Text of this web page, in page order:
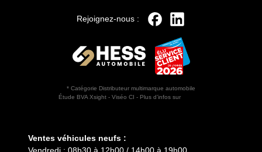
Rejoignez-nous :
* Catégorie Distributeur multimarque automobile
Étude BVA Xsight - Viséo CI - Plus d’infos sur
Ventes véhicules neufs :